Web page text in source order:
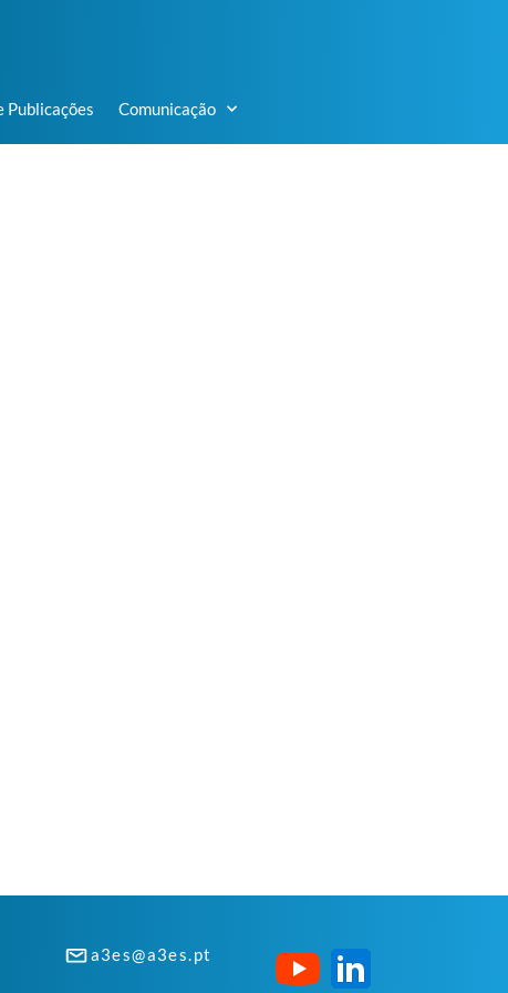
Publicações Comunicação
a3es@a3es.pt